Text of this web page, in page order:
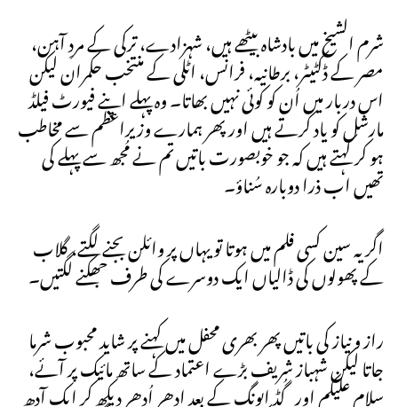
شرم الشیخ میں بادشاہ بیٹھے ہیں، شہزادے، ترکی کے مردِ آہن،
مصر کے ڈکٹیٹر، برطانیہ، فرانس، اٹلی کے منتخب حکمران لیکن
اس دربار میں اُن کو کوئی نہیں بھاتا۔ وہ پہلے اپنے فیورٹ فیلڈ
مارشل کو یاد کرتے ہیں اور پھر ہمارے وزیراعظم سے مخاطب
ہو کر کہتے ہیں کہ جو خوبصورت باتیں تم نے مُجھ سے پہلے کی
تھیں اب ذرا دوبارہ سُناؤ۔
اگر یہ سین کسی فلم میں ہوتا تو یہاں پر وائلن بجنے لگتے، گلاب
کے پھولوں کی ڈالیاں ایک دوسرے کی طرف جھکنے لگتیں۔
راز و نیاز کی باتیں پھر بھری محفل میں کہنے پر شاید محبوب شرما
جاتا لیکن شہباز شریف بڑے اعتماد کے ساتھ مائیک پر آئے،
سلام علیکم اور گُڈ ایونگ کے بعد ادھر اُدھر دیکھ کر ایک آدھ